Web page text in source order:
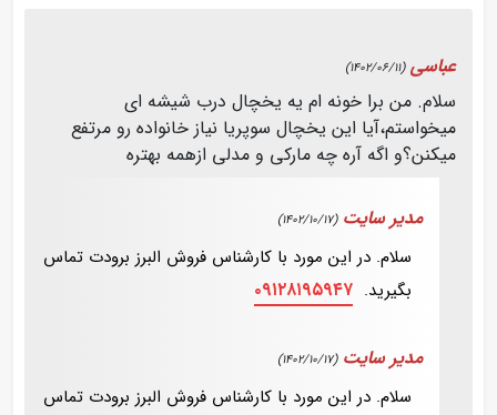
عباسی (1402/06/11)
سلام. من برا خونه ام یه یخچال درب شیشه ای
میخواستم،آیا این یخچال سوپریا نیاز خانواده رو مرتفع
میکنن؟و اگه آره چه مارکی و مدلی ازهمه بهتره
مدیر سایت (1402/10/17)
سلام. در این مورد با کارشناس فروش البرز برودت تماس
بگیرید. ۰۹۱۲۸۱۹۵۹۴۷
مدیر سایت (1402/10/17)
سلام. در این مورد با کارشناس فروش البرز برودت تماس